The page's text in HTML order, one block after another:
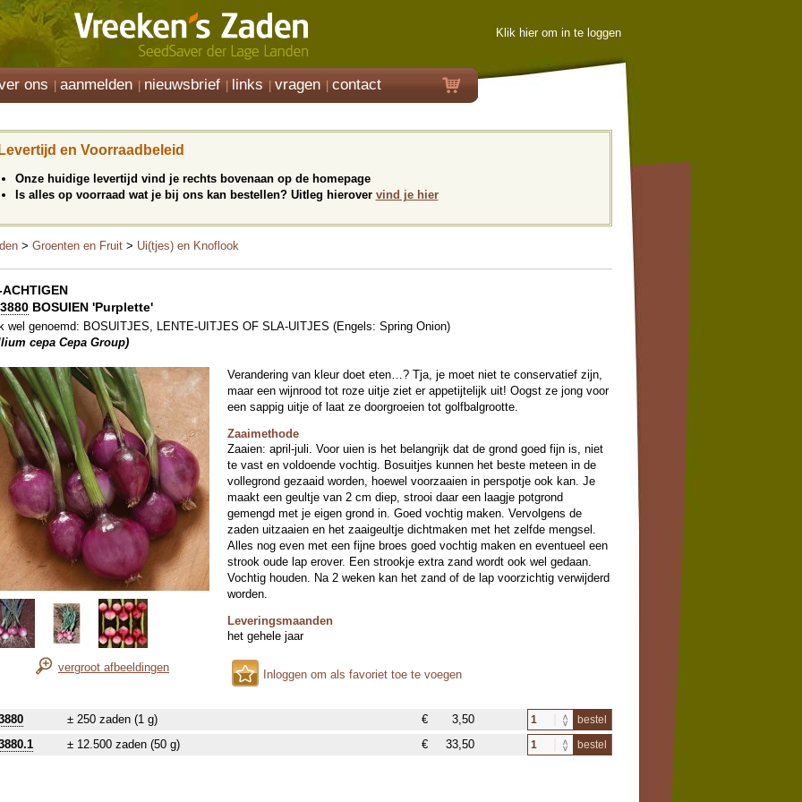
Klik hier om in te loggen
ons aanmelden nieuwsbrief links vragen contact
en Voorraadbeleid
Onze huidige levertijd vind je rechts bovenaan op de homepage
Is alles op voorraad wat je bij ons kan bestellen? Uitleg hierover vind je hier
> Groenten en Fruit > Ui(tjes) en Knoflook
ACHTIGEN
BOSUIEN 'Purplette'
wel genoemd: BOSUITJES, LENTE-UITJES OF SLA-UITJES (Engels: Spring Onion)
cepa Cepa Group)
vergroot afbeeldingen
Verandering van kleur doet eten…? Tja, je moet niet te conservatief zijn,
maar een wijnrood tot roze uitje ziet er appetijtelijk uit! Oogst ze jong voor
een sappig uitje of laat ze doorgroeien tot golfbalgrootte.
Zaaimethode
Zaaien: april-juli. Voor uien is het belangrijk dat de grond goed fijn is, niet
te vast en voldoende vochtig. Bosuitjes kunnen het beste meteen in de
vollegrond gezaaid worden, hoewel voorzaaien in perspotje ook kan. Je
maakt een geultje van 2 cm diep, strooi daar een laagje potgrond
gemengd met je eigen grond in. Goed vochtig maken. Vervolgens de
zaden uitzaaien en het zaaigeultje dichtmaken met het zelfde mengsel.
Alles nog even met een fijne broes goed vochtig maken en eventueel een
strook oude lap erover. Een strookje extra zand wordt ook wel gedaan.
Vochtig houden. Na 2 weken kan het zand of de lap voorzichtig verwijderd
worden.
Leveringsmaanden
het gehele jaar
Inloggen om als favoriet toe te voegen
± 250 zaden (1 g) € 3,50 bestel
± 12.500 zaden (50 g) € 33,50 bestel